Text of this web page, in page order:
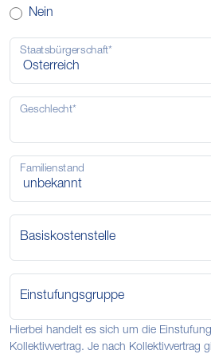
Nein
Staatsbürgerschaft*
Geschlecht*
Familienstand
Basiskostenstelle
Einstufungsgruppe
Hierbei handelt es sich um die
Kollektivvertrag. Je nach Kollektivvertrag